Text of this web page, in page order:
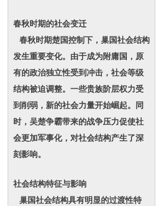
春秋时期的社会变迁
春秋时期楚国控制下，巢国社会结构
发生重要变化。由于成为附庸国，原
有的政治独立性受到冲击，社会等级
结构被迫调整。一些贵族阶层权力受
到削弱，新的社会力量开始崛起。同
时，吴楚争霸带来的战争压力促使社
会更加军事化，对社会结构产生了深
刻影响。
社会结构特征与影响
巢国社会结构具有明显的过渡性特